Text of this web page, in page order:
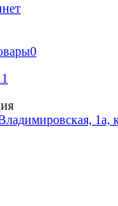
0
1а,